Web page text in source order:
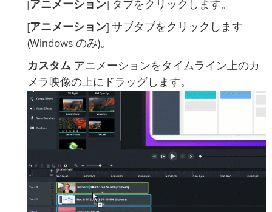
[アニメーション] タブをクリックします。
[アニメーション] サブタブをクリックします
(Windows のみ)。
カスタム アニメーションをタイムライン上のカ
メラ映像の上にドラッグします。